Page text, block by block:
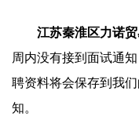
江苏秦淮区力诺
周内没有接到面试通
聘资料将会保存到我
知。